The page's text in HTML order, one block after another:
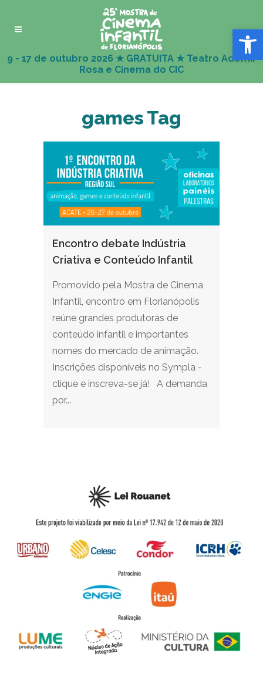
Abrir
games Tag
Encontro debate Indústria
Criativa e Conteúdo Infantil
Promovido pela Mostra de Cinema
Infantil, encontro em Florianópolis
reúne grandes produtoras de
conteúdo infantil e importantes
nomes do mercado de animação.
Inscrições disponíveis no Sympla -
clique e inscreva-se já! A demanda
por...